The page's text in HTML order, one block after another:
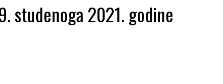
studenoga 2021. godine